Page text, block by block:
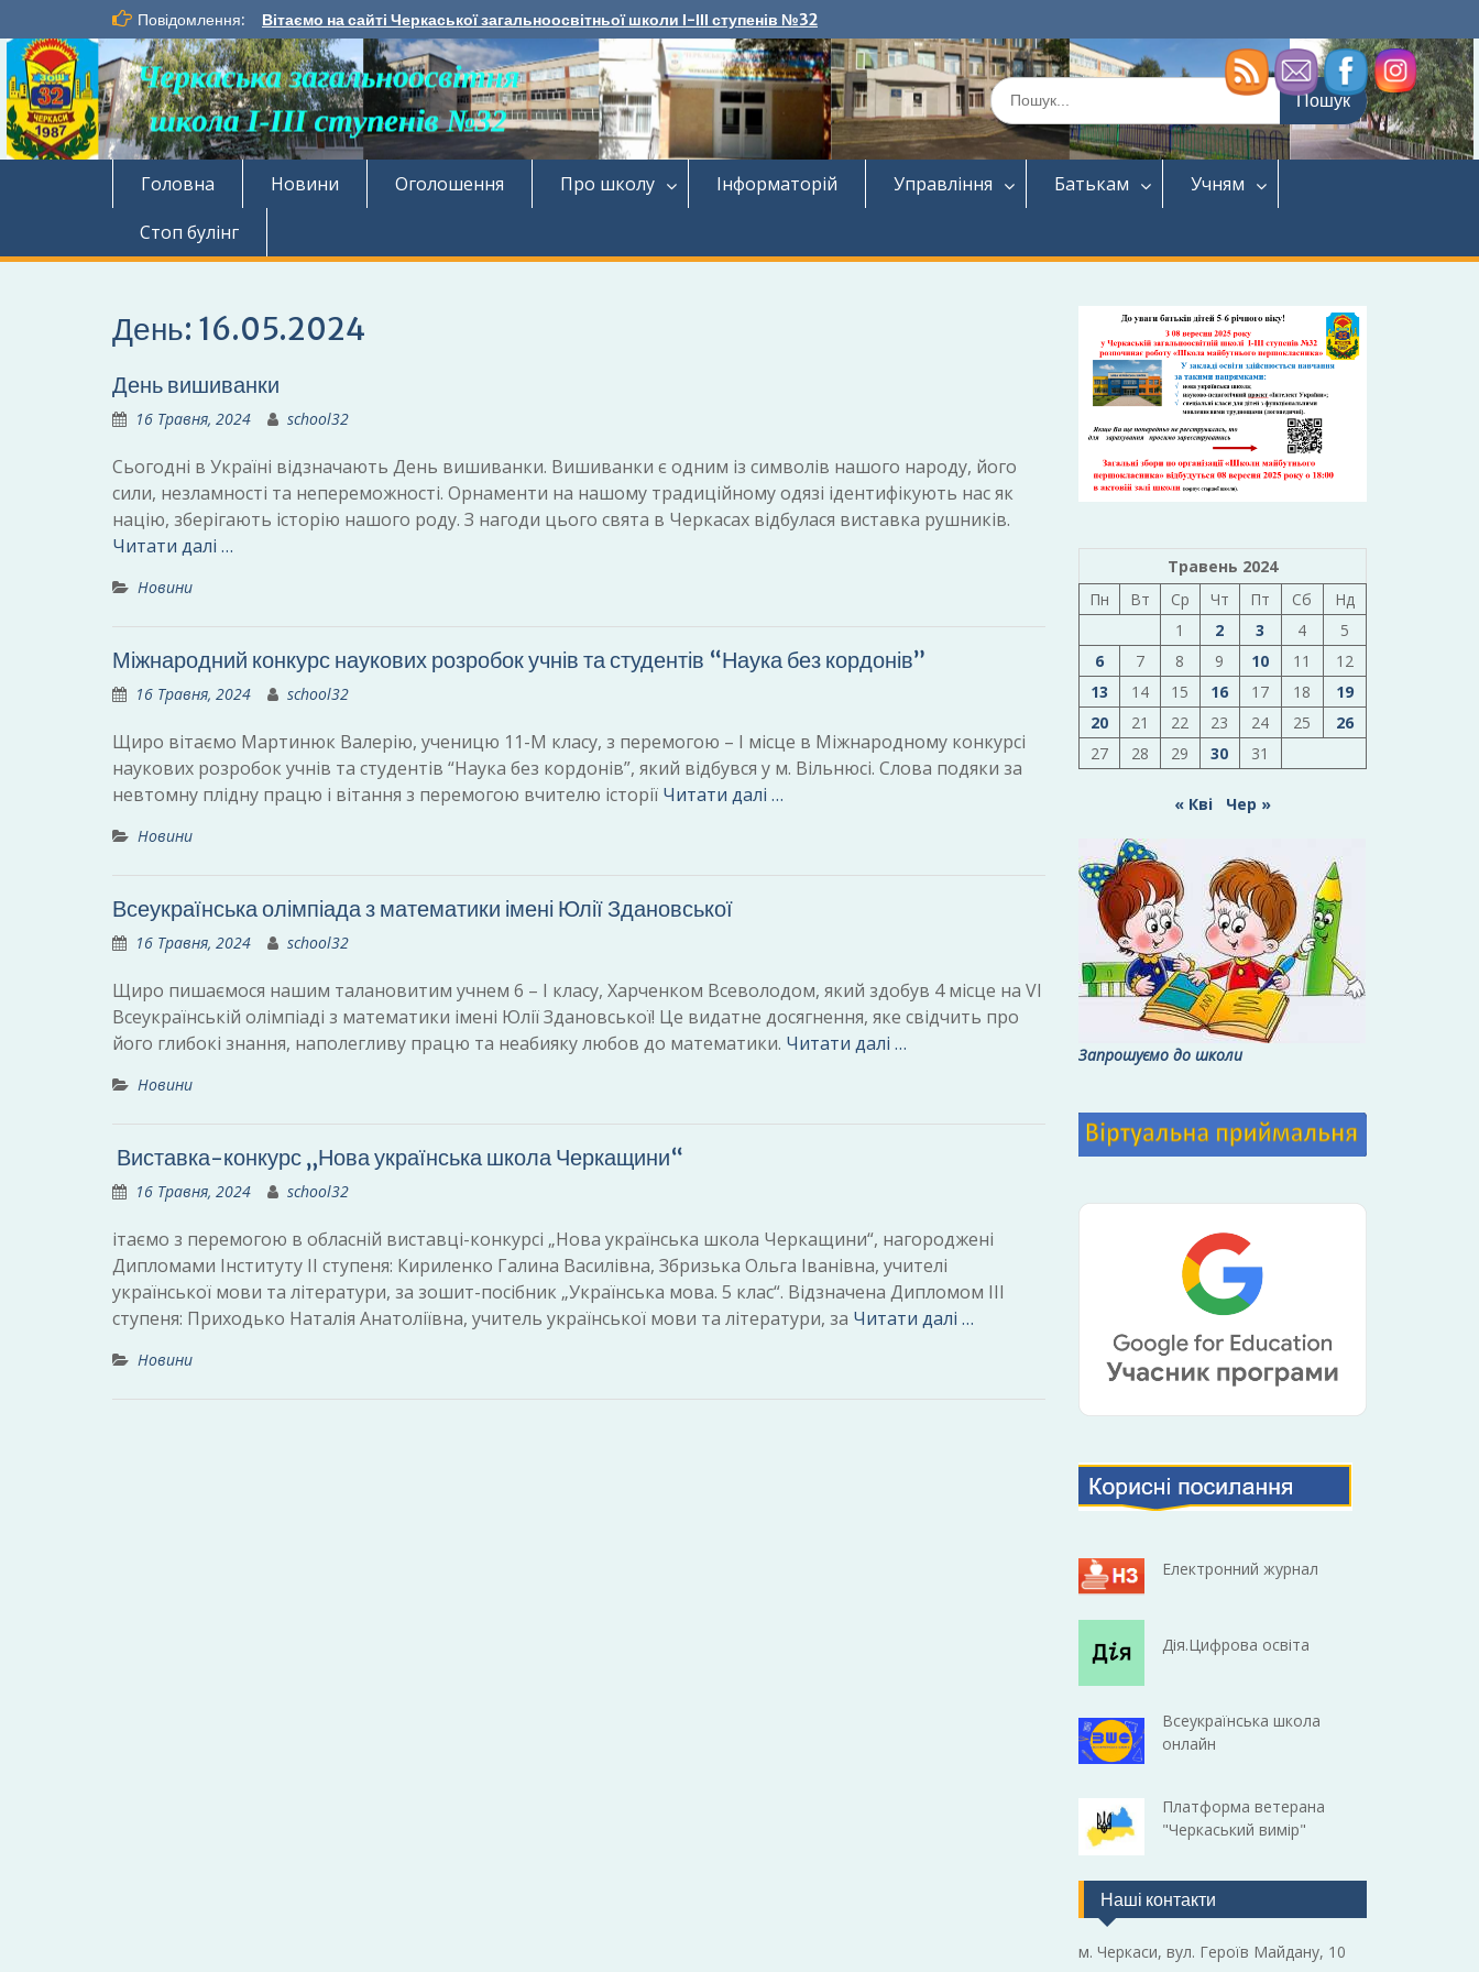
до
вмісту
Повідомлення: Вітаємо на сайті Черкаської загальноосвітньої школи І-ІІІ ступенів №32
Шукати:
Головна Новини Оголошення Про школу Інформаторій Управління Батькам
Учням
Стоп булінг
День: 16.05.2024
День вишиванки
16 Травня, 2024 school32
Сьогодні в Україні відзначають День вишиванки. Вишиванки є одним із символів нашого народу, його
сили, незламності та непереможності. Орнаменти на нашому традиційному одязі ідентифікують нас як
націю, зберігають історію нашого роду. З нагоди цього свята в Черкасах відбулася виставка рушників.
Читати далі …
Новини
Міжнародний конкурс наукових розробок учнів та студентів “Наука без кордонів”
16 Травня, 2024 school32
Щиро вітаємо Мартинюк Валерію, ученицю 11-М класу, з перемогою – І місце в Міжнародному конкурсі
наукових розробок учнів та студентів “Наука без кордонів”, який відбувся у м. Вільнюсі. Слова подяки за
невтомну плідну працю і вітання з перемогою вчителю історії Читати далі …
Новини
Всеукраїнська олімпіада з математики імені Юлії Здановської
16 Травня, 2024 school32
Щиро пишаємося нашим талановитим учнем 6 – І класу, Харченком Всеволодом, який здобув 4 місце на VІ
Всеукраїнській олімпіаді з математики імені Юлії Здановської! Це видатне досягнення, яке свідчить про
його глибокі знання, наполегливу працю та неабияку любов до математики. Читати далі …
Новини
Виставка-конкурс „Нова українська школа Черкащини“
16 Травня, 2024 school32
ітаємо з перемогою в обласній виставці-конкурсі „Нова українська школа Черкащини“, нагороджені
Дипломами Інституту ІІ ступеня: Кириленко Галина Василівна, Збризька Ольга Іванівна, учителі
української мови та літератури, за зошит-посібник „Українська мова. 5 клас“. Відзначена Дипломом ІІІ
ступеня: Приходько Наталія Анатоліївна, учитель української мови та літератури, за Читати далі …
Новини
Травень 2024
Пн
Вт Ср Чт Пт Сб
Нд
1
2 3 4
5
6
7 8 9 10 11
12
13
14 15 16 17 18
19
20
21 22 23 24 25
26
27
28 29 30 31
« Кві Чер »
Запрошуємо до школи
Електронний журнал
Дія.Цифрова освіта
Всеукраїнська школа
онлайн
Платформа ветерана
"Черкаський вимір"
Наші контакти
м. Черкаси, вул. Героїв Майдану, 10